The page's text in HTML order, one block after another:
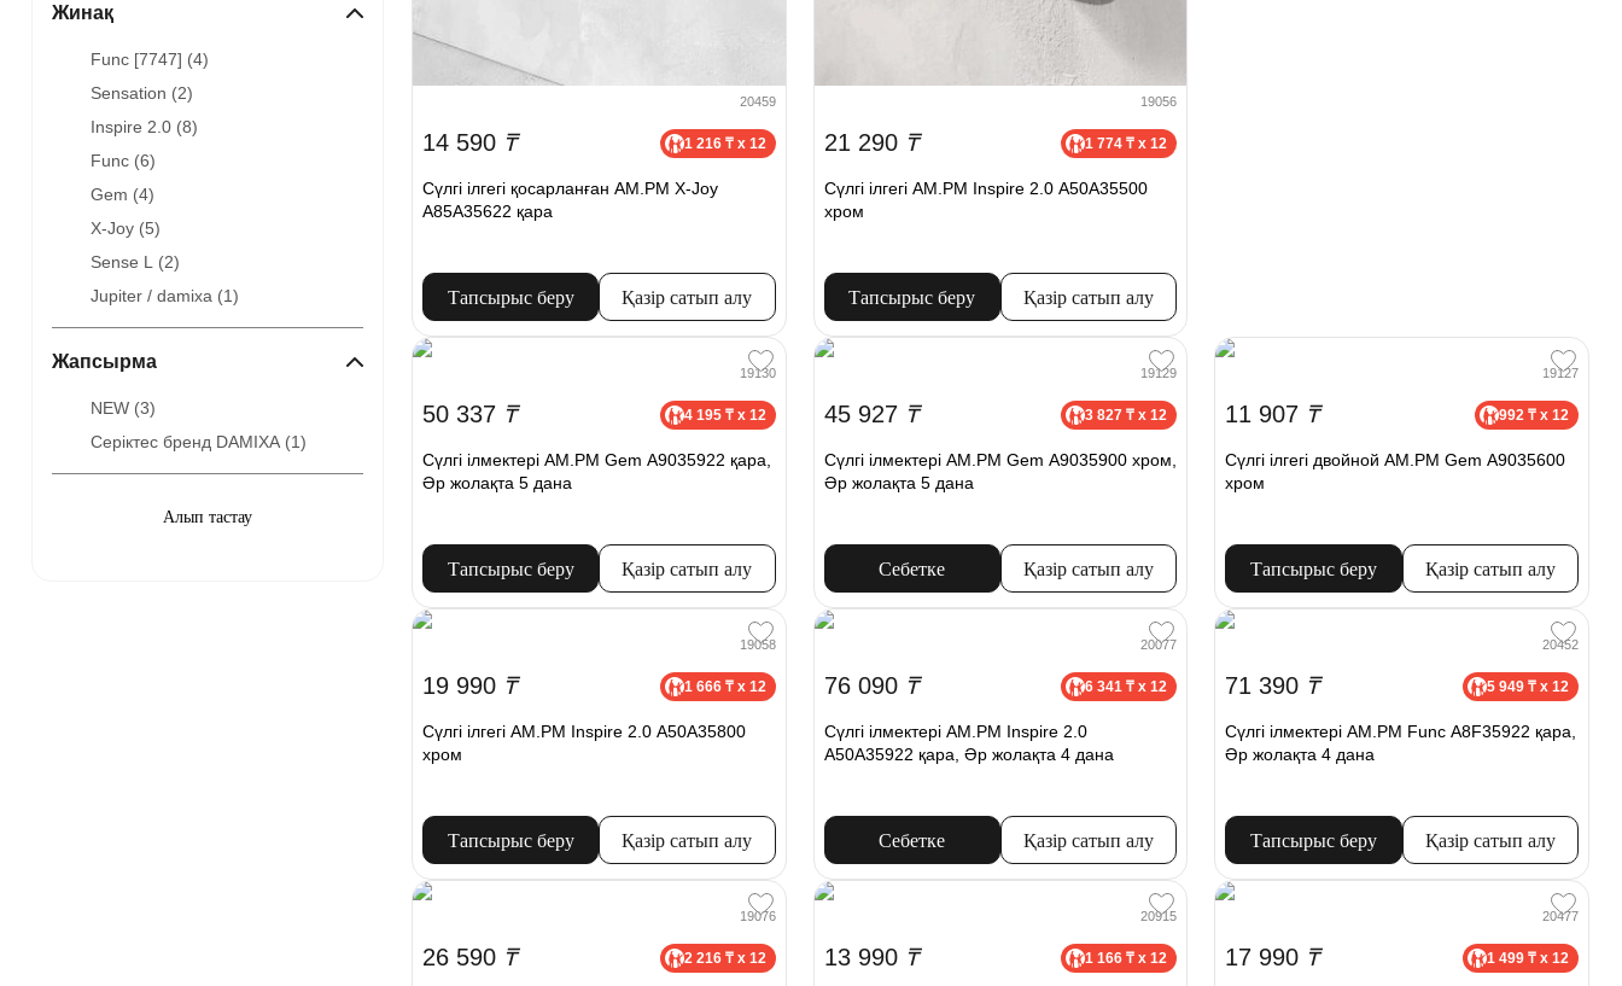
Жинақ
Func [7747] (4)
Sensation (2)
Inspire 2.0 (8)
Func (6)
Gem (4)
X-Joy (5)
Sense L (2)
Jupiter / damixa (1)
Жапсырма
NEW (3)
Серіктес бренд DAMIXA (1)
20459
14 590 ₸ 1 216 ₸ x 12
Сүлгі ілгегі қосарланған AM.PM X-Joy
A85A35622 қара
Тапсырыс беру Қазір сатып алу
19056
21 290 ₸ 1 774 ₸ x 12
Сүлгі ілгегі AM.PM Inspire 2.0 A50A35500
хром
Тапсырыс беру Қазір сатып алу
19130
50 337 ₸ 4 195 ₸ x 12
Сүлгі ілмектері AM.PM Gem A9035922 қара,
Әр жолақта 5 дана
Тапсырыс беру Қазір сатып алу
19129
45 927 ₸ 3 827 ₸ x 12
Сүлгі ілмектері AM.PM Gem A9035900 хром,
Әр жолақта 5 дана
Себетке Қазір сатып алу
19127
11 907 ₸ 992 ₸ x 12
Сүлгі ілгегі двойной AM.PM Gem A9035600
хром
Тапсырыс беру Қазір сатып алу
19058
19 990 ₸ 1 666 ₸ x 12
Сүлгі ілгегі AM.PM Inspire 2.0 A50A35800
хром
Тапсырыс беру Қазір сатып алу
20077
76 090 ₸ 6 341 ₸ x 12
Сүлгі ілмектері AM.PM Inspire 2.0
A50A35922 қара, Әр жолақта 4 дана
Себетке Қазір сатып алу
20452
71 390 ₸ 5 949 ₸ x 12
Сүлгі ілмектері AM.PM Func A8F35922 қара,
Әр жолақта 4 дана
Тапсырыс беру Қазір сатып алу
19076
26 590 ₸ 2 216 ₸ x 12
20915
13 990 ₸ 1 166 ₸ x 12
20477
17 990 ₸ 1 499 ₸ x 12